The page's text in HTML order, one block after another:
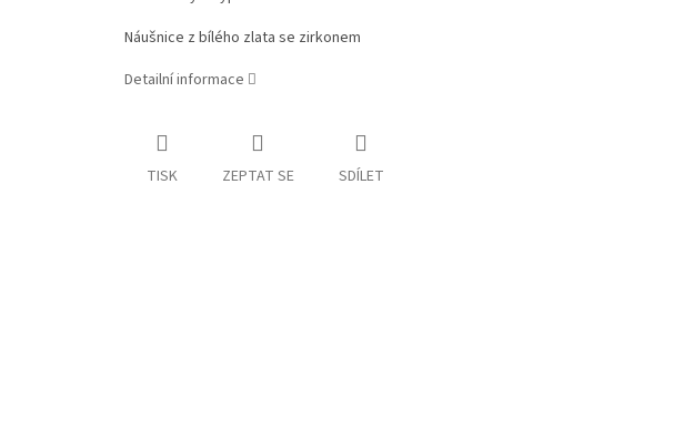
Náušnice z bílého zlata se zirkonem
Detailní informace
TISK ZEPTAT SE SDÍLET